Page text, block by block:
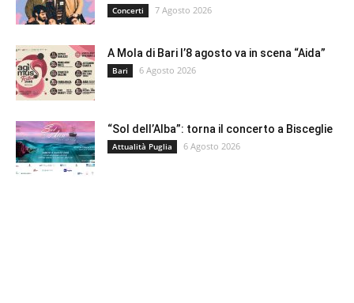
Concerti 7 Agosto 2026
A Mola di Bari l’8 agosto va in scena “Aida”
Bari 6 Agosto 2026
“Sol dell’Alba”: torna il concerto a Bisceglie
Attualità Puglia 6 Agosto 2026